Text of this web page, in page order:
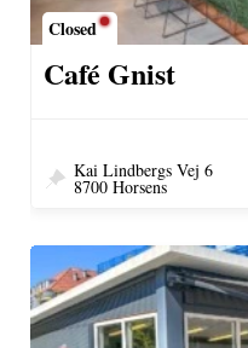
Closed
Café Gnist
Kai Lindbergs Vej 6
8700 Horsens